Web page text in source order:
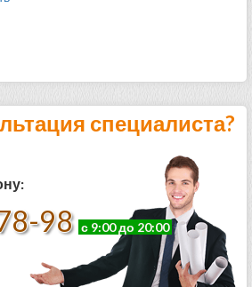
специалиста?
98 с 9:00 до 20:00